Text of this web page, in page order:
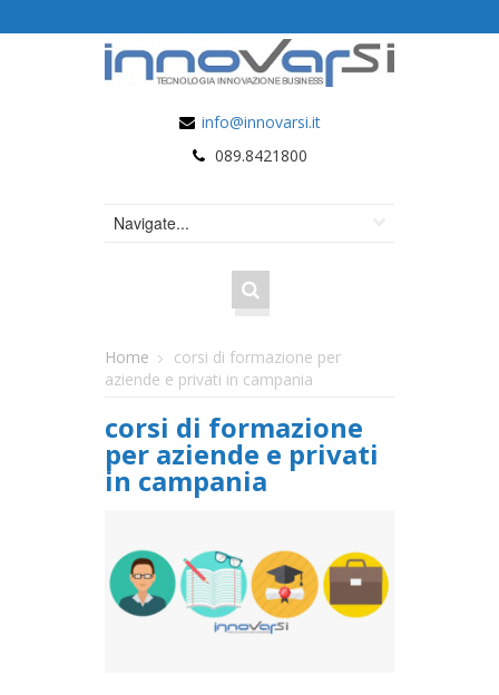
info@innovarsi.it
089.8421800
Home
corsi di formazione per
aziende e privati in campania
corsi di formazione
per aziende e privati
in campania